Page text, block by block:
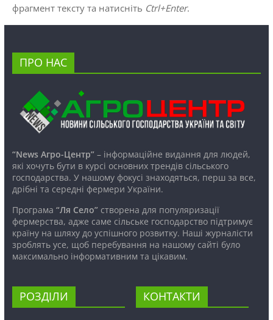
фрагмент тексту та натисніть Ctrl+Enter.
ПРО НАС
“News Агро-Центр”– інформаційне видання для людей,
які хочуть бути в курсі основних трендів сільського
господарства. У нашому фокусі знаходяться, перш за все,
дрібні та середні фермери України.
Програма “Ля Село”створена для популяризації
фермерства, адже саме сільське господарство підтримує
країну на шляху до успішного розвитку. Наші журналісти
зроблять усе, щоб перебування на нашому сайті було
максимально інформативним та цікавим.
РОЗДІЛИ КОНТАКТИ